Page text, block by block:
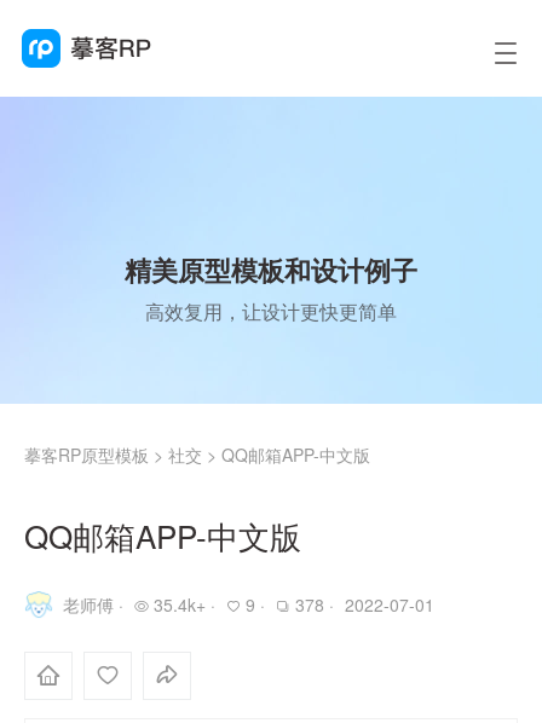
精美原型模板和设计例子
高效复用，让设计更快更简单
摹客RP原型模板 > 社交 > QQ邮箱APP-中文版
QQ邮箱APP-中文版
老师傅 · 35.4k+ · 9 · 378 · 2022-07-01